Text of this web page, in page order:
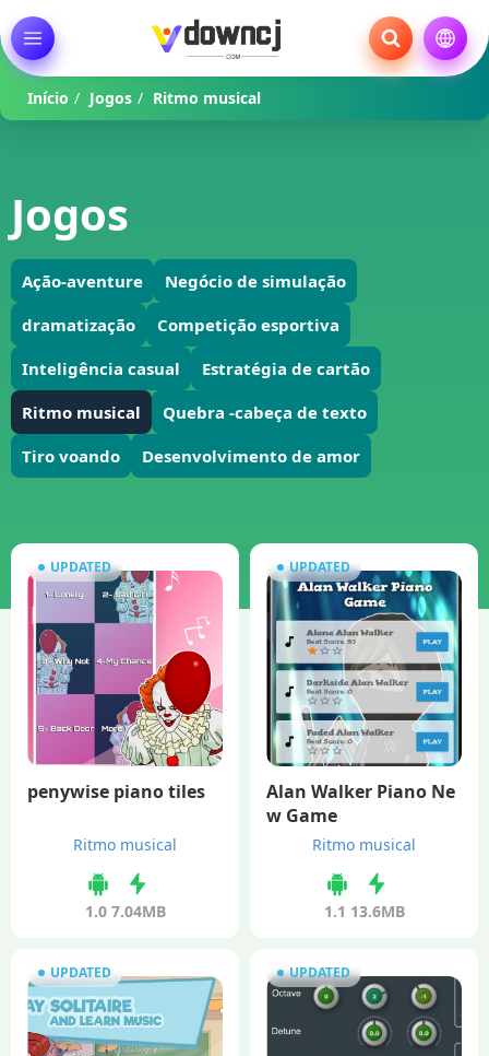
Início / Jogos / Ritmo musical
Jogos
Ação-aventure
Negócio de simulação
dramatização
Competição esportiva
Inteligência casual
Estratégia de cartão
Ritmo musical
Quebra -cabeça de texto
Tiro voando
Desenvolvimento de amor
UPDATED
penywise piano tiles
Ritmo musical
1.0 7.04MB
UPDATED
Alan Walker Piano Ne
w Game
Ritmo musical
1.1 13.6MB
UPDATED UPDATED